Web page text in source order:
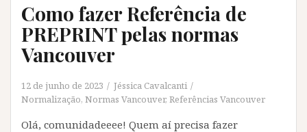
Como fazer Referência de
PREPRINT pelas normas
Vancouver
12 de junho de 2023
Jéssica Cavalcanti
Normalização, Normas Vancouver, Referências Vancouver
Olá, comunidadeeee! Quem aí precisa fazer